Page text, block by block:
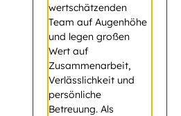
wertschätzenden
Team auf Augenhöhe
und legen großen
Wert auf
Zusammenarbeit,
Verlässlichkeit und
persönliche
Betreuung. Als